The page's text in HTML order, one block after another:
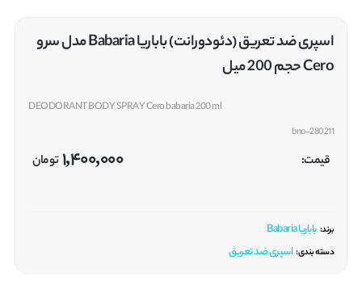
اسپری ضد تعریق (دئودورانت) باباریا Babaria مدل سرو
Cero حجم 200 میل
DEODORANT BODY SPRAY Cero babaria 200 ml
bno-280211
قیمت: 1,400,000 تومان
برند: باباریا Babaria
دسته بندی: اسپری ضد تعریق